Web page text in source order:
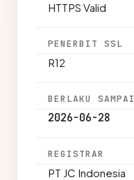
HTTPS Valid
PENERBIT SSL
R12
BERLAKU SAMPAI
2026-06-28
REGISTRAR
PT JC Indonesia